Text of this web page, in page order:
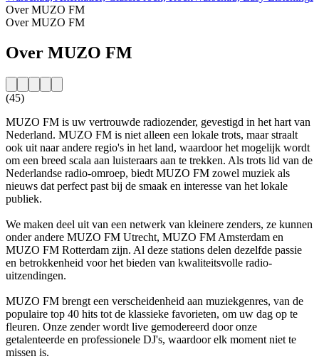
Over MUZO FM
Over MUZO FM
Over MUZO FM
(45)
MUZO FM is uw vertrouwde radiozender, gevestigd in het hart van
Nederland. MUZO FM is niet alleen een lokale trots, maar straalt
ook uit naar andere regio's in het land, waardoor het mogelijk wordt
om een breed scala aan luisteraars aan te trekken. Als trots lid van de
Nederlandse radio-omroep, biedt MUZO FM zowel muziek als
nieuws dat perfect past bij de smaak en interesse van het lokale
publiek.
We maken deel uit van een netwerk van kleinere zenders, ze kunnen
onder andere MUZO FM Utrecht, MUZO FM Amsterdam en
MUZO FM Rotterdam zijn. Al deze stations delen dezelfde passie
en betrokkenheid voor het bieden van kwaliteitsvolle radio-
uitzendingen.
MUZO FM brengt een verscheidenheid aan muziekgenres, van de
populaire top 40 hits tot de klassieke favorieten, om uw dag op te
fleuren. Onze zender wordt live gemodereerd door onze
getalenteerde en professionele DJ's, waardoor elk moment niet te
missen is.